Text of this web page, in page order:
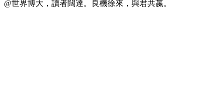
@世界博大，讀者闊達。良機徐來，與君共嬴。